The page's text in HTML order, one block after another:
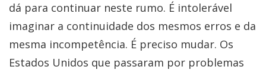
dá para continuar neste rumo. É intolerável
imaginar a continuidade dos mesmos erros e da
mesma incompetência. É preciso mudar. Os
Estados Unidos que passaram por problemas